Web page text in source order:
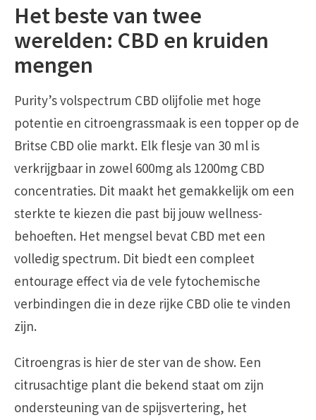
Het beste van twee
werelden: CBD en kruiden
mengen
Purity’s volspectrum CBD olijfolie met hoge
potentie en citroengrassmaak is een topper op de
Britse CBD olie markt. Elk flesje van 30 ml is
verkrijgbaar in zowel 600mg als 1200mg CBD
concentraties. Dit maakt het gemakkelijk om een
sterkte te kiezen die past bij jouw wellness-
behoeften. Het mengsel bevat CBD met een
volledig spectrum. Dit biedt een compleet
entourage effect via de vele fytochemische
verbindingen die in deze rijke CBD olie te vinden
zijn.
Citroengras is hier de ster van de show. Een
citrusachtige plant die bekend staat om zijn
ondersteuning van de spijsvertering, het